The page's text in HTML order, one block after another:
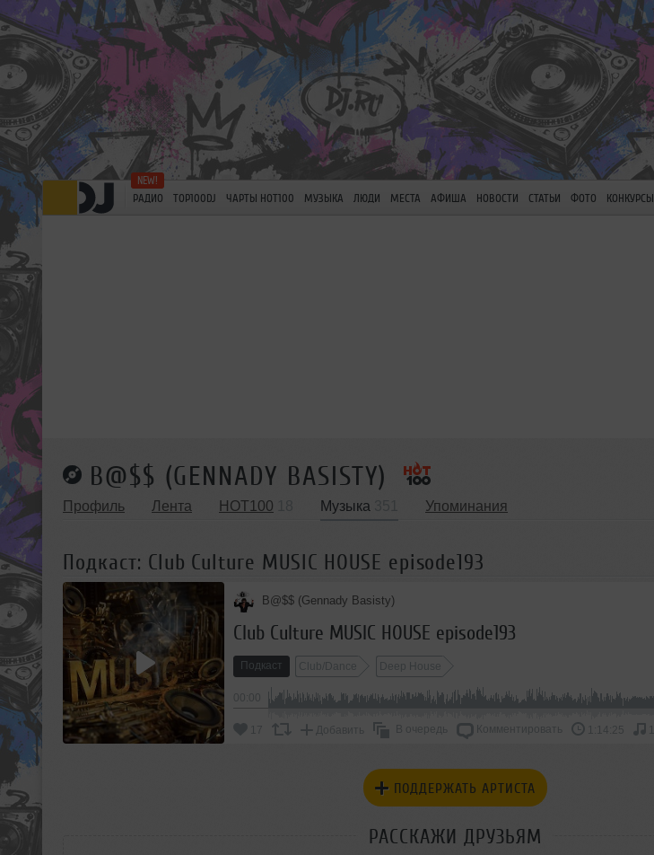
РАДИО TOP100DJ ЧАРТЫ HOT100 МУЗЫКА ЛЮДИ МЕСТА АФИША НОВОСТИ СТАТЬИ ФОТО КОНКУРСЫ
B@$$ (GENNADY BASISTY)
Профиль Лента HOT100 Музыка Упоминания
Подкаст: Club Culture MUSIC HOUSE episode193
B@$$ (Gennady Basisty)
Club Culture MUSIC HOUSE episode193
Подкаст Club/Dance Deep House
17 Добавить В очередь Комментировать 1:14:25
ПОДДЕРЖАТЬ АРТИСТА
РАССКАЖИ ДРУЗЬЯМ